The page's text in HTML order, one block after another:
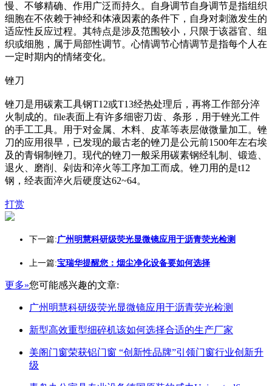
慢、不够精确、作用广泛而持久。自身调节自身调节是指组织
细胞在不依赖于神经和体液因素的条件下，自身对刺激发生的
适应性反应过程。其特点是涉及范围较小，只限于该器官、组
织或细胞，属于局部性调节。心情调节心情调节是指每个人在
一定时期内的情绪变化。
锉刀
锉刀是用碳素工具钢T12或T13经热处理后，再将工作部分淬
火制成的。file表面上有许多细密刀齿、条形，用于锉光工件
的手工工具。用于对金属、木料、皮革等表层做微量加工。锉
刀的应用很早，已发现的最古老的锉刀是公元前1500年左右埃
及的青铜制锉刀。现代的锉刀一般采用碳素钢经轧制、锻造、
退火、磨削、剁齿和淬火等工序加工而成。锉刀用的是t12
钢，经表面淬火后硬度达62~64。
打赏
下一篇:广州明慧科研级荧光显微镜应用于沥青荧光检测
上一篇:宝瑞华提醒您：烟尘净化设备要如何选择
更多»您可能感兴趣的文章:
广州明慧科研级荧光显微镜应用于沥青荧光检测
新型高效重型细碎机该如何选择合适的生产厂家
美阁门窗荣获铝门窗 “创新性品牌”引领门窗行业创新升
级